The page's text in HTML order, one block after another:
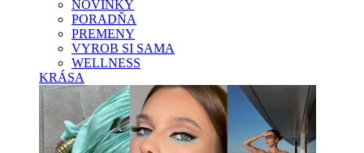
NOVINKY
PORADŇA
PREMENY
VYROB SI SAMA
WELLNESS
KRÁSA